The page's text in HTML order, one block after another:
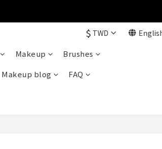
$ TWD
Makeup
Brushes
Makeup blog
FAQ